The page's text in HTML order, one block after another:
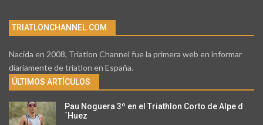
TRIATLONCHANNEL.COM
Nacida en 2008, Triatlon Channel fue la primera web en informar
diariamente de triatlon en España.
ÚLTIMOS ARTÍCULOS
Pau Noguera 3º en el Triathlon Corto de Alpe d
´Huez